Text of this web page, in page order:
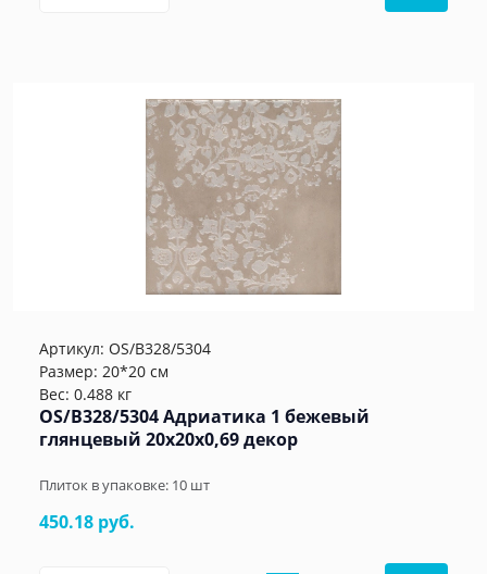
Артикул: OS/B328/5304
Размер: 20*20 см
Вес: 0.488 кг
OS/B328/5304 Адриатика 1 бежевый
глянцевый 20x20x0,69 декор
Плиток в упаковке: 10 шт
450.18 руб.